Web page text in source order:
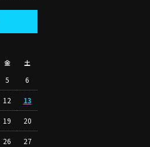
金 土
5 6
12 13
19 20
26 27